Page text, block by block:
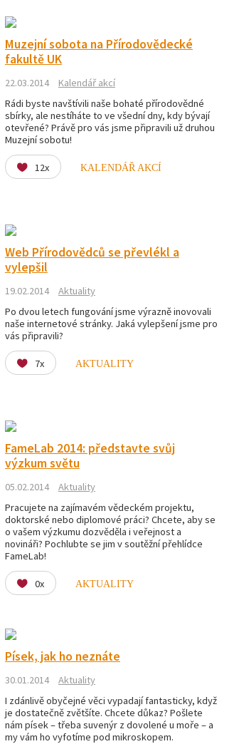
Muzejní sobota na Přírodovědecké
fakultě UK
22.03.2014
Kalendář akcí
Rádi byste navštívili naše bohaté přírodovědné
sbírky, ale nestíháte to ve všední dny, kdy bývají
otevřené? Právě pro vás jsme připravili už druhou
Muzejní sobotu!
12x KALENDÁŘ AKCÍ
Web Přírodovědců se převlékl a
vylepšil
19.02.2014
Aktuality
Po dvou letech fungování jsme výrazně inovovali
naše internetové stránky. Jaká vylepšení jsme pro
vás připravili?
7x AKTUALITY
FameLab 2014: představte svůj
výzkum světu
05.02.2014
Aktuality
Pracujete na zajímavém vědeckém projektu,
doktorské nebo diplomové práci? Chcete, aby se
o vašem výzkumu dozvěděla i veřejnost a
novináři? Pochlubte se jim v soutěžní přehlídce
FameLab!
0x AKTUALITY
Písek, jak ho neznáte
30.01.2014
Aktuality
I zdánlivě obyčejné věci vypadají fantasticky, když
je dostatečně zvětšíte. Chcete důkaz? Pošlete
nám písek – třeba suvenýr z dovolené u moře – a
my vám ho vyfotíme pod mikroskopem.